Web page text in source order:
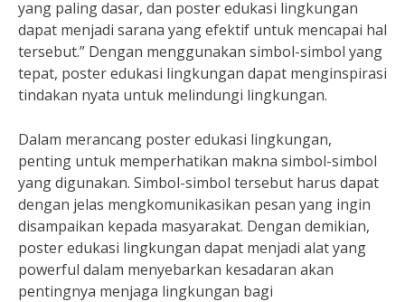
yang paling dasar, dan poster edukasi lingkungan
dapat menjadi sarana yang efektif untuk mencapai hal
tersebut.” Dengan menggunakan simbol-simbol yang
tepat, poster edukasi lingkungan dapat menginspirasi
tindakan nyata untuk melindungi lingkungan.
Dalam merancang poster edukasi lingkungan,
penting untuk memperhatikan makna simbol-simbol
yang digunakan. Simbol-simbol tersebut harus dapat
dengan jelas mengkomunikasikan pesan yang ingin
disampaikan kepada masyarakat. Dengan demikian,
poster edukasi lingkungan dapat menjadi alat yang
powerful dalam menyebarkan kesadaran akan
pentingnya menjaga lingkungan bagi